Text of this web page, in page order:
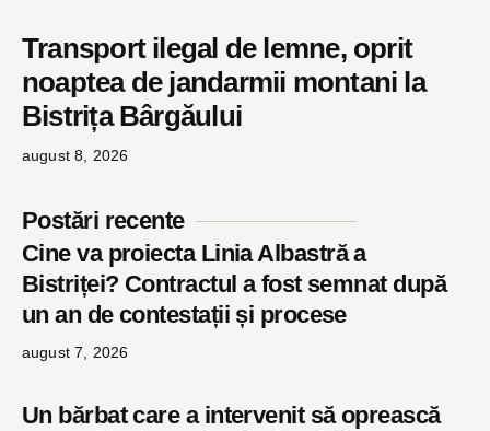
Transport ilegal de lemne, oprit
noaptea de jandarmii montani la
Bistrița Bârgăului
august 8, 2026
Postări recente
Cine va proiecta Linia Albastră a
Bistriței? Contractul a fost semnat după
un an de contestații și procese
august 7, 2026
Un bărbat care a intervenit să oprească